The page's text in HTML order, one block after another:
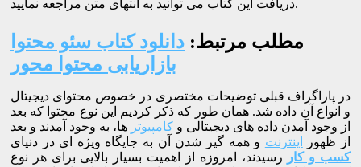
دریافت این کتاب می توانید به انتهای متن مراجعه نمایید.
مطلب مرتبط: دانلود کتاب سئو محتوا
بازاریابی محتوا محور
در پاراگراف قبلی توضیحات مختصری در خصوص محتوای دیجیتال
و انواع آن داده شد. همان طور که ذکر کردیم این نوع محتوا که بعد
از وجود آمدن داده های دیجیتالی و کامپیوتر ها، به وجود آمدند و بعد
از ظهور
اینترنت و همه گیر شدن آن به جایگاه ویژه ای در دنیای
کسب و کار رسیدند، امروزه از اهمیت بسیار بالایی برای هر نوع